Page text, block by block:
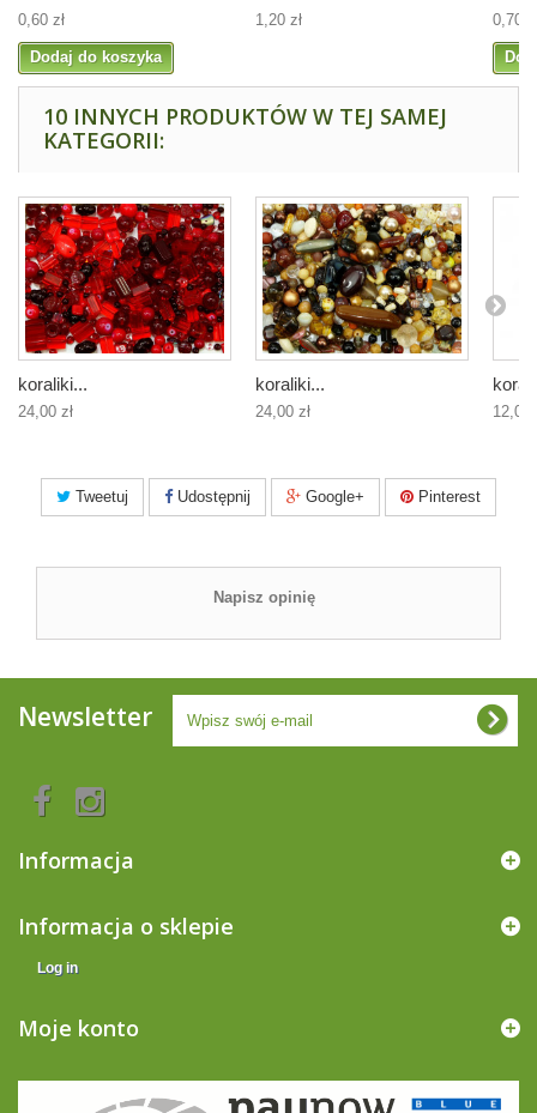
0,60 zł
Dodaj do koszyka
1,20 zł
0,70
10 INNYCH PRODUKTÓW W TEJ SAMEJ
KATEGORII:
koraliki...
24,00 zł
koraliki...
24,00 zł 12,00
Tweetuj Udostępnij Google+ Pinterest
Napisz opinię
Newsletter
Informacja
Informacja o sklepie
Log in
Moje konto